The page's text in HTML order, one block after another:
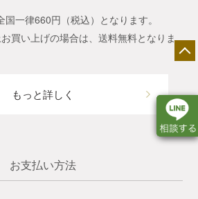
一律660円（税込）となります。
買い上げの場合は、送料無料となりま
もっと詳しく
お支払い方法